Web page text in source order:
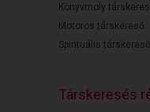
Könyvmoly
Motoros társkereső
Spirituális társkereső
Társkeresés